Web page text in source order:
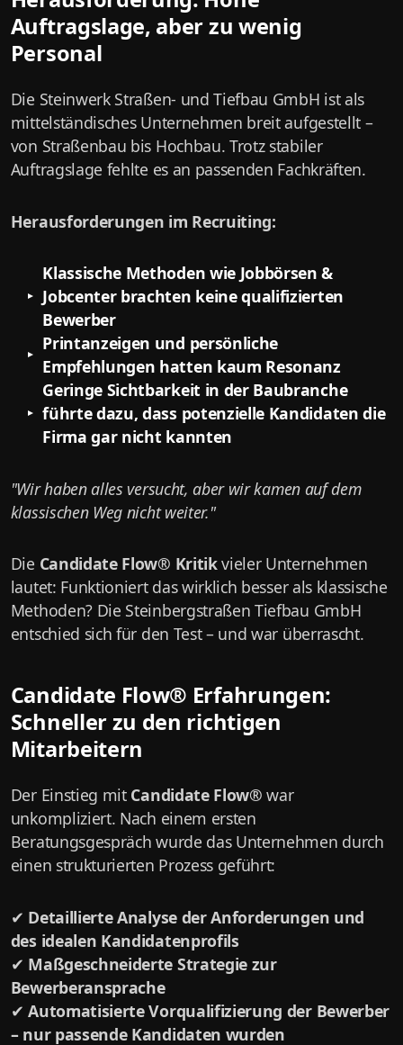
Auftragslage, aber zu wenig
Personal
Die Steinwerk Straßen- und Tiefbau GmbH ist als
mittelständisches Unternehmen breit aufgestellt –
von Straßenbau bis Hochbau. Trotz stabiler
Auftragslage fehlte es an passenden Fachkräften.
Herausforderungen im Recruiting:
Klassische Methoden wie Jobbörsen &
Jobcenter brachten keine qualifizierten
Bewerber
Printanzeigen und persönliche
Empfehlungen hatten kaum Resonanz
Geringe Sichtbarkeit in der Baubranche
führte dazu, dass potenzielle Kandidaten die
Firma gar nicht kannten
"Wir haben alles versucht, aber wir kamen auf dem
klassischen Weg nicht weiter."
Die Candidate Flow® Kritikvieler Unternehmen
lautet: Funktioniert das wirklich besser als klassische
Methoden? Die Steinbergstraßen Tiefbau GmbH
entschied sich für den Test – und war überrascht.
Candidate Flow® Erfahrungen:
Schneller zu den richtigen
Mitarbeitern
Der Einstieg mit Candidate Flow® war
unkompliziert. Nach einem ersten
Beratungsgespräch wurde das Unternehmen durch
einen strukturierten Prozess geführt:
✔ Detaillierte Analyse der Anforderungen und
des idealen Kandidatenprofils
✔ Maßgeschneiderte Strategie zur
Bewerberansprache
✔Automatisierte Vorqualifizierung der Bewerber
– nur passende Kandidaten wurden